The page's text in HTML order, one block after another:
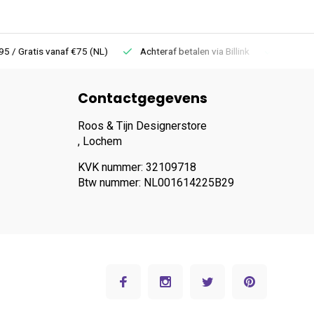
vanaf €75 (NL) Achteraf betalen via Billink
Contactgegevens
Roos & Tijn Designerstore
, Lochem
KVK nummer: 32109718
Btw nummer: NL001614225B29